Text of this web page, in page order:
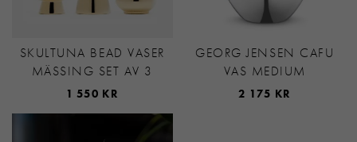
SKULTUNA BEAD VASER
MÄSSING SET AV 3
1 550 KR
GEORG JENSEN CAFU
VAS MEDIUM
2 175 KR